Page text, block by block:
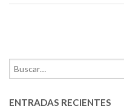
ENTRADAS RECIENTES